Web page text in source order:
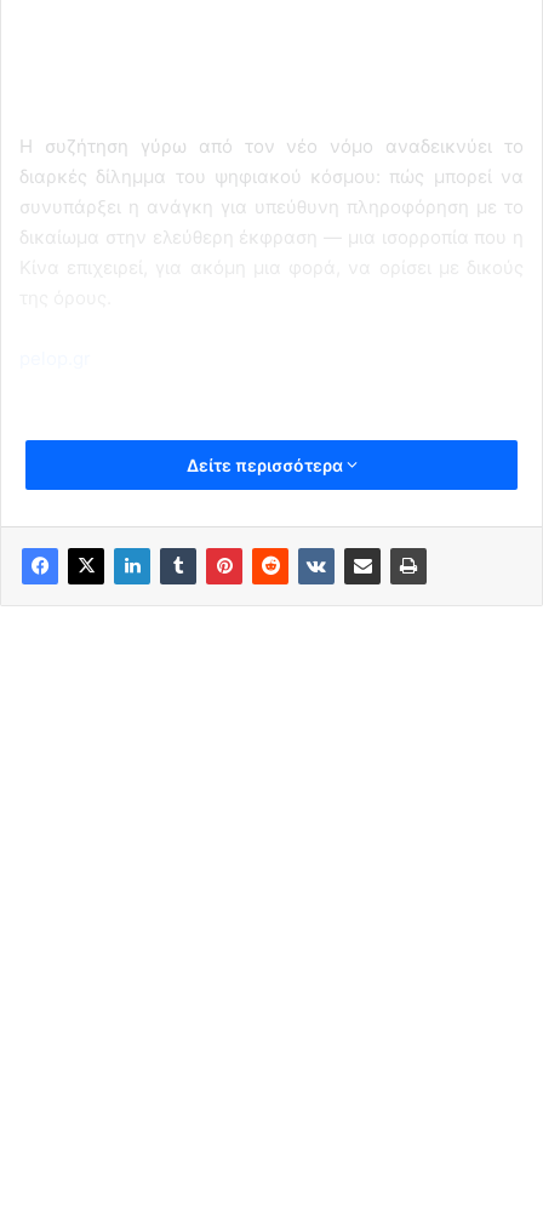
Η συζήτηση γύρω από τον νέο νόμο αναδεικνύει το
διαρκές δίλημμα του ψηφιακού κόσμου: πώς μπορεί να
συνυπάρξει η ανάγκη για υπεύθυνη πληροφόρηση με το
δικαίωμα στην ελεύθερη έκφραση — μια ισορροπία που η
Δείτε περισσότερα